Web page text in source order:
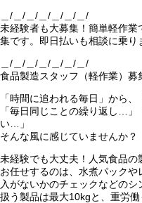
＿/＿/＿/＿/＿/＿/＿/
未経験者も大募集！簡単軽作
集です。即日払いも相談に乗り
＿/＿/＿/＿/＿/＿/＿/
食品製造スタッフ（軽作業）募
「時間に追われる毎日」から
「毎日同じことの繰り返し…
い…」
そんな風に感じていませんか？
未経験でも大丈夫！人気食品
お任せするのは、水煮パック
入がないかのチェックなどのシ
扱う製品は最大10kgと、重労